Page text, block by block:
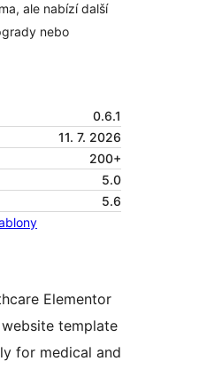
ale nabízí další
nebo
0.6.1
11. 7. 2026
200+
5.0
5.6
Elementor
template
for medical and